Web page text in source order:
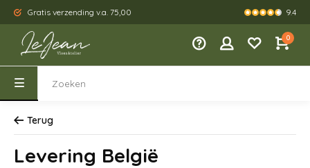
Gratis verzending v.a. 75,00 Kies je9.4
0
Terug
Levering België